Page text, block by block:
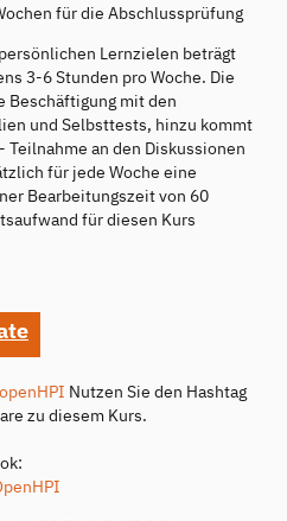
für die Abschlussprüfung
Lernzielen beträgt
3-6 Stunden pro Woche. Die
Beschäftigung mit den
und Selbsttests, hinzu kommt
an den Diskussionen
für jede Woche eine
Bearbeitungszeit von 60
für diesen Kurs
Nutzen Sie den Hashtag
zu diesem Kurs.